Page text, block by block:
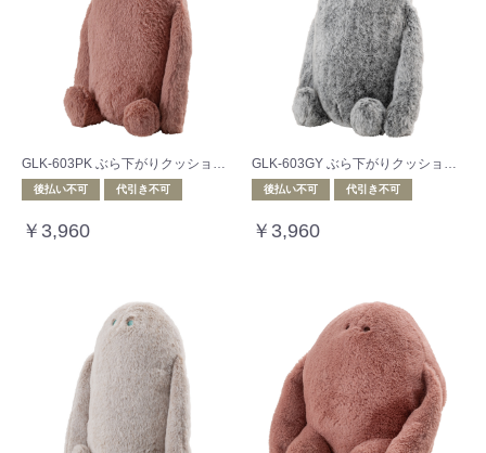
後払い不可 代引き不可
￥3,960
後払い不可 代引き不可
￥3,960